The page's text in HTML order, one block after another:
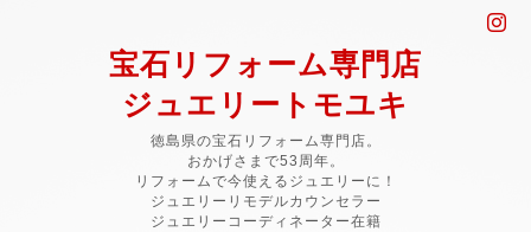
宝石リフォーム専門店
ジュエリートモユキ
徳島県の宝石リフォーム専門店。
おかげさまで53周年。
リフォームで今使えるジュエリーに！
ジュエリーリモデルカウンセラー
ジュエリーコーディネーター在籍